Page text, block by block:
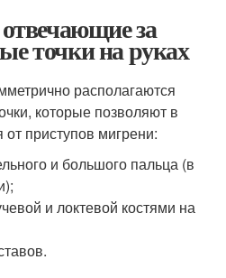
за
точки на руках
располагаются
которые позволяют в
от приступов мигрени:
и большого пальца (в
и локтевой костями на